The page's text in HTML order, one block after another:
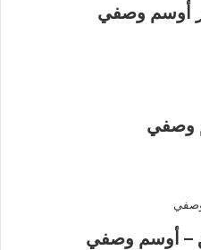
وصفي
– أوسم وصفي